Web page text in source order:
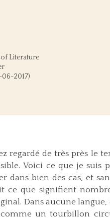
of Literature
06-2017)
regardé de très près le
Voici ce que je suis
dans bien des cas, et
ce que signifient nombre
Dans aucune
un tourbillon